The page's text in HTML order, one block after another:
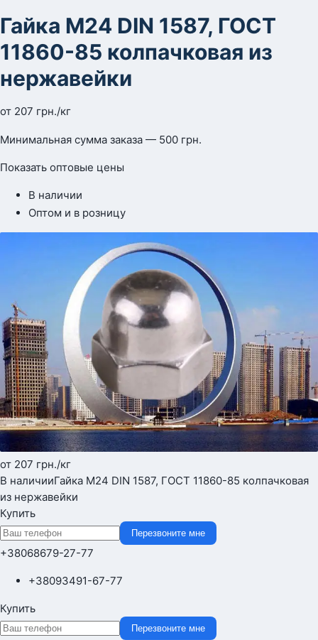
Гайка М24 DIN 1587, ГОСТ
11860-85 колпачковая из
нержавейки
от 207 грн./кг
Минимальная сумма заказа — 500 грн.
Показать оптовые цены
В наличии
Оптом и в розницу
от 207 грн./кг
В наличииГайка М24 DIN 1587, ГОСТ 11860-85 колпачковая
из нержавейки
Купить
Перезвоните мне
+38068679-27-77
+38093491-67-77
Купить
Перезвоните мне